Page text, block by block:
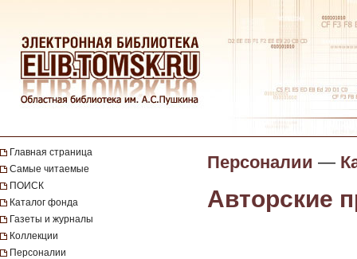
Главная страница
Самые читаемые
ПОИСК
Каталог фонда
Газеты и журналы
Коллекции
Персоналии
Персоналии —
Авторские